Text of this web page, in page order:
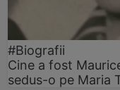
#Biografii
Cine a fost
sedus-o pe Maria